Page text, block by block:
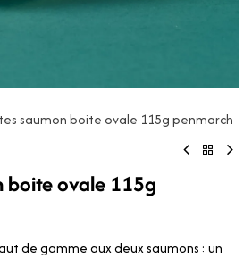
saumon boite ovale 115g penmarch
boite ovale 115g
de gamme aux deux saumons : un